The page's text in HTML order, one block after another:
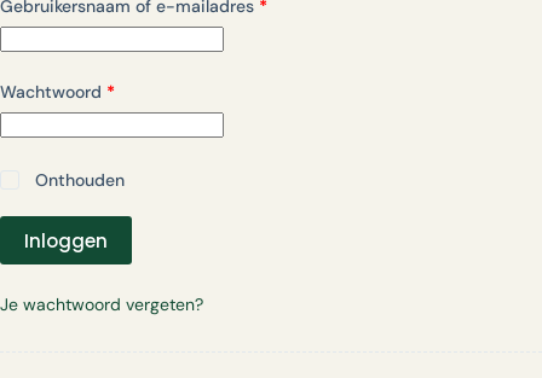
Gebruikersnaam of e-mailadres *
Wachtwoord *
Onthouden
Inloggen
Je wachtwoord vergeten?